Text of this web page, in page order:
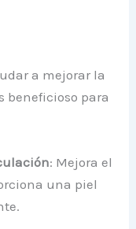
a mejorar la
beneficioso para
: Mejora el
una piel